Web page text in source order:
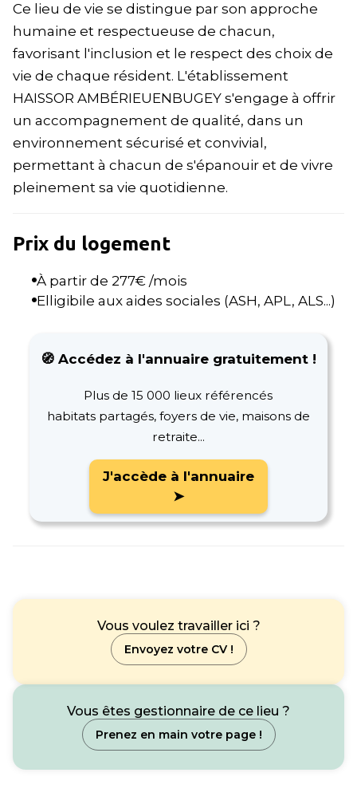
Ce lieu de vie se distingue par son approche
humaine et respectueuse de chacun,
favorisant l'inclusion et le respect des choix de
vie de chaque résident. L'établissement
HAISSOR AMBÉRIEUENBUGEY s'engage à offrir
un accompagnement de qualité, dans un
environnement sécurisé et convivial,
permettant à chacun de s'épanouir et de vivre
pleinement sa vie quotidienne.
Prix du logement
À partir de 277€ /mois
Elligibile aux aides sociales (ASH, APL, ALS...)
🧭 Accédez à l'annuaire gratuitement !
Plus de 15 000 lieux référencés
habitats partagés, foyers de vie, maisons de
retraite...
J'accède à l'annuaire
➤
Vous voulez travailler ici ?
Envoyez votre CV !
Vous êtes gestionnaire de ce lieu ?
Prenez en main votre page !